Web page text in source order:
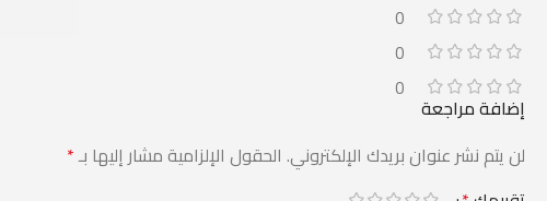
0
0
0
إضافة مراجعة
لن يتم نشر عنوان بريدك الإلكتروني. الحقول الإلزامية مشار إليها بـ*